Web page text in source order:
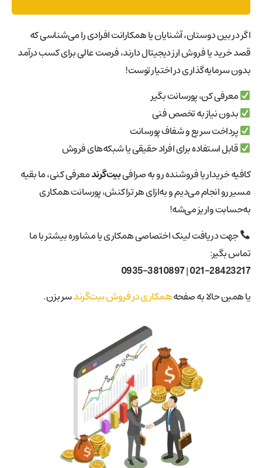
اگر در بین دوستان، آشنایان یا همکارانت افرادی را می‌شناسی که
قصد خرید یا فروش ارز دیجیتال دارند، فرصت عالی برای کسب درآمد
بدون سرمایه‌گذاری در اختیار توست!
معرفی کن، پورسانت بگیر
بدون نیاز به تخصص فنی
پرداخت سریع و شفاف پورسانت
قابل استفاده برای افراد حقیقی یا شبکه‌های فروش
کافیه خریدار یا فروشنده رو به صرافیبیت‌گرندمعرفی کنی، ما بقیه
مسیر رو انجام می‌دیم و به‌ازای هر تراکنش، پورسانت همکاری
به‌حسابت واریز می‌شه!
جهت دریافت لینک اختصاصی همکاری یا مشاوره بیشتر با ما
تماس بگیر:
021-28423217
|
0935-3810897
یا همین حالا به صفحههمکاری در فروش بیت‌گرندسر بزن.